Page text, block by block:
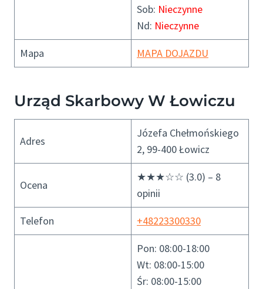
Sob: Nieczynne
Nd: Nieczynne
Mapa MAPA DOJAZDU
Urząd Skarbowy W Łowiczu
Adres
Józefa Chełmońskiego
2, 99-400 Łowicz
Ocena
★★★☆☆ (3.0) – 8
opinii
Telefon +48223300330
Pon: 08:00-18:00
Wt: 08:00-15:00
Śr: 08:00-15:00